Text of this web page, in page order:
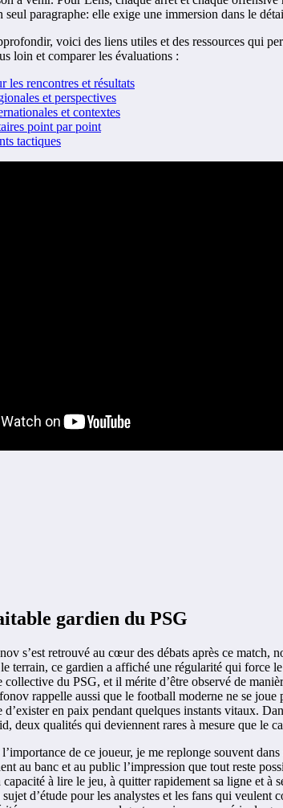
seul paragraphe: elle exige une immersion dans le
voici des liens utiles et des ressources qui
loin et comparer les évaluations :
les rencontres et résultats
et perspectives
et contextes
point par point
tactiques
gardien du PSG
s’est retrouvé au cœur des débats après ce match,
terrain, ce gardien a affiché une régularité qui force
collective du PSG, et il mérite d’être observé de
rappelle aussi que le football moderne ne se
d’exister en paix pendant quelques instants vitaux.
deux qualités qui deviennent rares à mesure que le
de ce joueur, je me replonge souvent
au banc et au public l’impression que tout reste
capacité à lire le jeu, à quitter rapidement sa ligne et
d’étude pour les analystes et les fans qui